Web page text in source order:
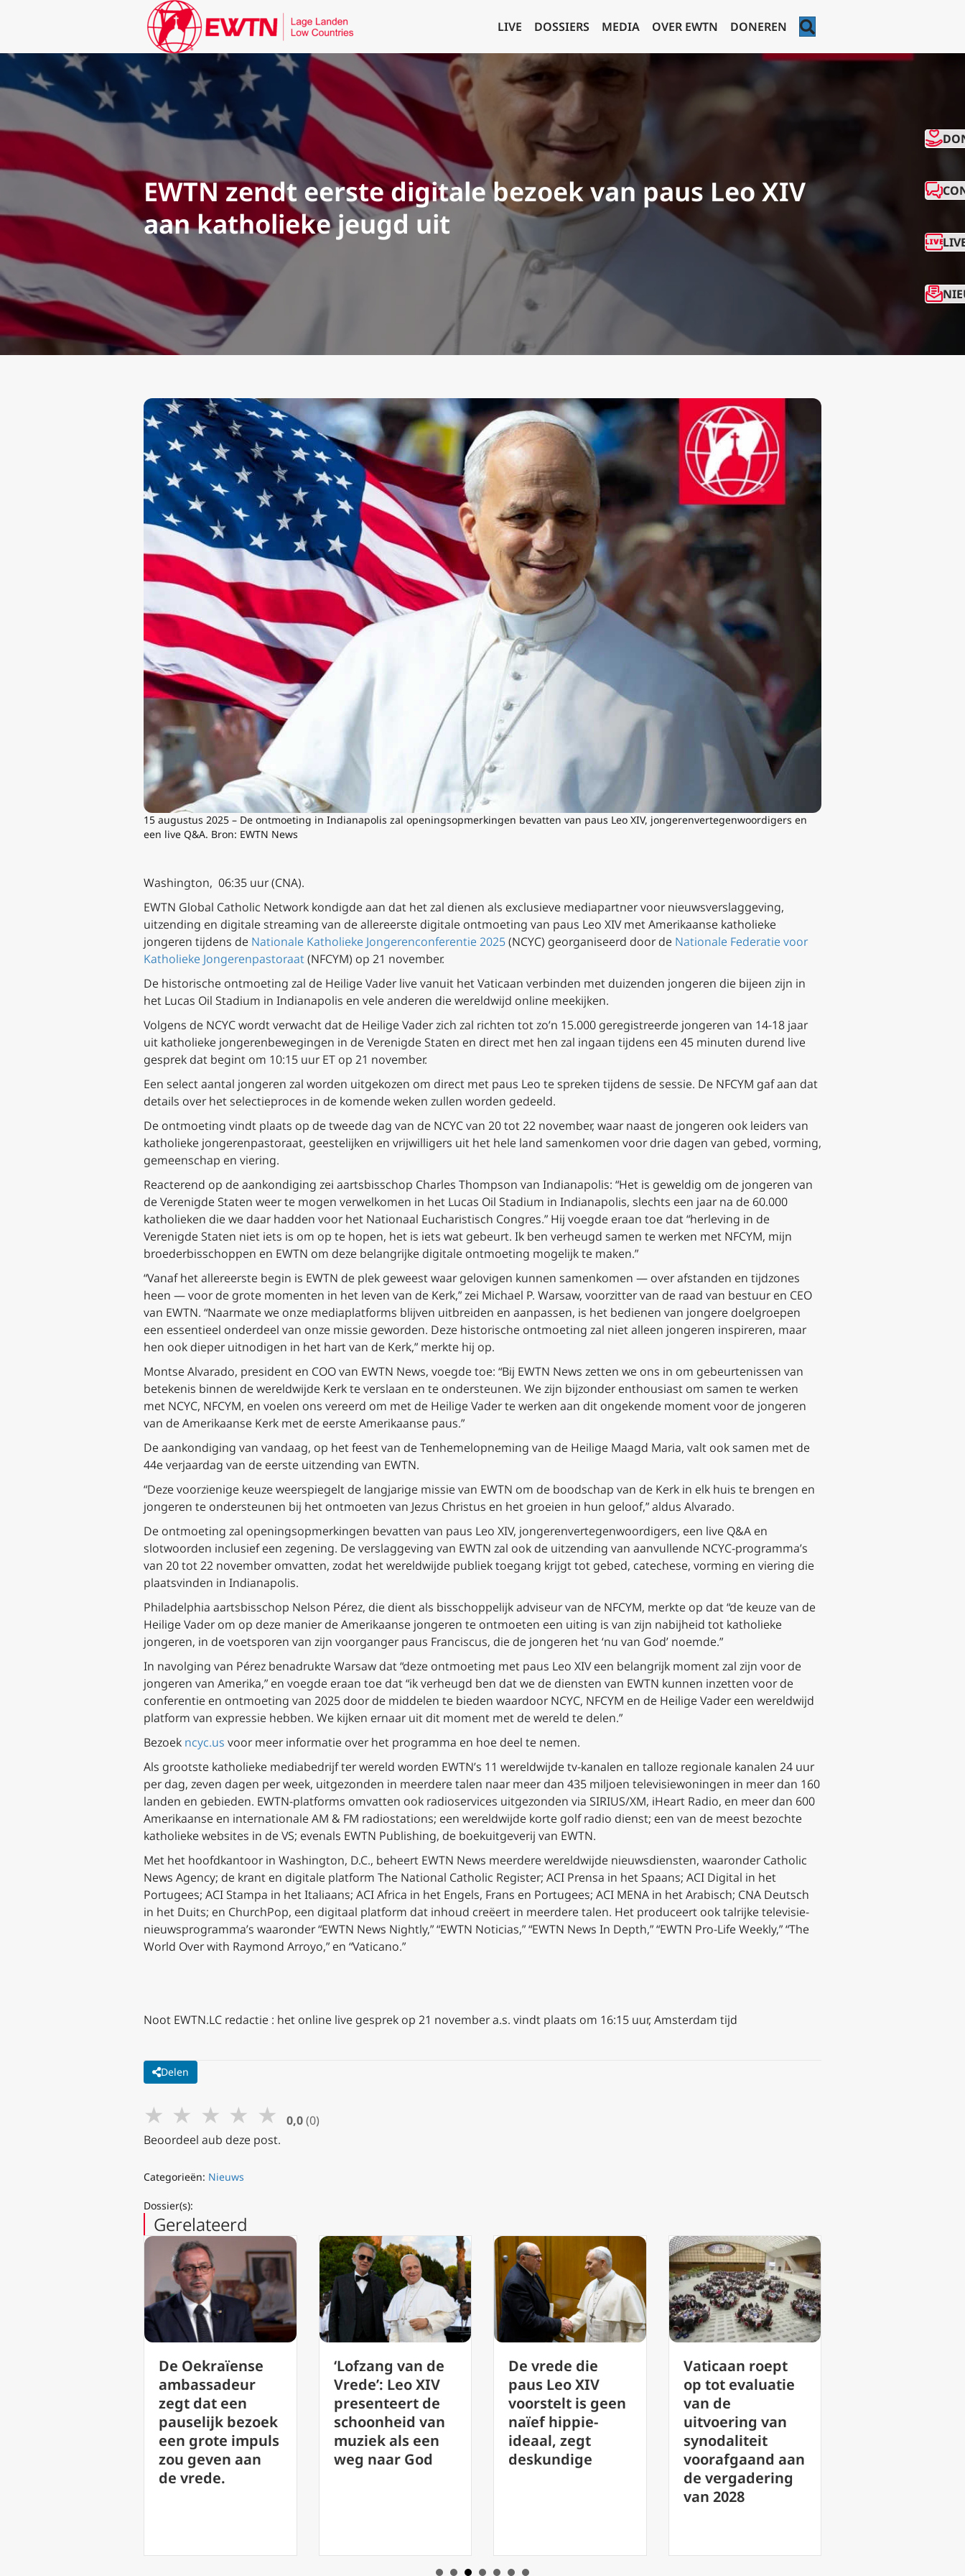
LIVE DOSSIERS MEDIA OVER EWTN DONEREN
EWTN zendt eerste digitale bezoek van paus Leo XIV
aan katholieke jeugd uit
15 augustus 2025 – De ontmoeting in Indianapolis zal openingsopmerkingen bevatten van paus Leo XIV, jongerenvertegenwoordigers en
een live Q&A. Bron: EWTN News
Washington, 06:35 uur (CNA).
EWTN Global Catholic Network kondigde aan dat het zal dienen als exclusieve mediapartner voor nieuwsverslaggeving,
uitzending en digitale streaming van de allereerste digitale ontmoeting van paus Leo XIV met Amerikaanse katholieke
jongeren tijdens de Nationale Katholieke Jongerenconferentie 2025(NCYC) georganiseerd door de Nationale Federatie voor
Katholieke Jongerenpastoraat(NFCYM) op 21 november.
De historische ontmoeting zal de Heilige Vader live vanuit het Vaticaan verbinden met duizenden jongeren die bijeen zijn in
het Lucas Oil Stadium in Indianapolis en vele anderen die wereldwijd online meekijken.
Volgens de NCYC wordt verwacht dat de Heilige Vader zich zal richten tot zo’n 15.000 geregistreerde jongeren van 14-18 jaar
uit katholieke jongerenbewegingen in de Verenigde Staten en direct met hen zal ingaan tijdens een 45 minuten durend live
gesprek dat begint om 10:15 uur ET op 21 november.
Een select aantal jongeren zal worden uitgekozen om direct met paus Leo te spreken tijdens de sessie. De NFCYM gaf aan dat
details over het selectieproces in de komende weken zullen worden gedeeld.
De ontmoeting vindt plaats op de tweede dag van de NCYC van 20 tot 22 november, waar naast de jongeren ook leiders van
katholieke jongerenpastoraat, geestelijken en vrijwilligers uit het hele land samenkomen voor drie dagen van gebed, vorming,
gemeenschap en viering.
Reacterend op de aankondiging zei aartsbisschop Charles Thompson van Indianapolis: “Het is geweldig om de jongeren van
de Verenigde Staten weer te mogen verwelkomen in het Lucas Oil Stadium in Indianapolis, slechts een jaar na de 60.000
katholieken die we daar hadden voor het Nationaal Eucharistisch Congres.” Hij voegde eraan toe dat “herleving in de
Verenigde Staten niet iets is om op te hopen, het is iets wat gebeurt. Ik ben verheugd samen te werken met NFCYM, mijn
broederbisschoppen en EWTN om deze belangrijke digitale ontmoeting mogelijk te maken.”
“Vanaf het allereerste begin is EWTN de plek geweest waar gelovigen kunnen samenkomen — over afstanden en tijdzones
heen — voor de grote momenten in het leven van de Kerk,” zei Michael P. Warsaw, voorzitter van de raad van bestuur en CEO
van EWTN. “Naarmate we onze mediaplatforms blijven uitbreiden en aanpassen, is het bedienen van jongere doelgroepen
een essentieel onderdeel van onze missie geworden. Deze historische ontmoeting zal niet alleen jongeren inspireren, maar
hen ook dieper uitnodigen in het hart van de Kerk,” merkte hij op.
Montse Alvarado, president en COO van EWTN News, voegde toe: “Bij EWTN News zetten we ons in om gebeurtenissen van
betekenis binnen de wereldwijde Kerk te verslaan en te ondersteunen. We zijn bijzonder enthousiast om samen te werken
met NCYC, NFCYM, en voelen ons vereerd om met de Heilige Vader te werken aan dit ongekende moment voor de jongeren
van de Amerikaanse Kerk met de eerste Amerikaanse paus.”
De aankondiging van vandaag, op het feest van de Tenhemelopneming van de Heilige Maagd Maria, valt ook samen met de
44e verjaardag van de eerste uitzending van EWTN.
“Deze voorzienige keuze weerspiegelt de langjarige missie van EWTN om de boodschap van de Kerk in elk huis te brengen en
jongeren te ondersteunen bij het ontmoeten van Jezus Christus en het groeien in hun geloof,” aldus Alvarado.
De ontmoeting zal openingsopmerkingen bevatten van paus Leo XIV, jongerenvertegenwoordigers, een live Q&A en
slotwoorden inclusief een zegening. De verslaggeving van EWTN zal ook de uitzending van aanvullende NCYC-programma’s
van 20 tot 22 november omvatten, zodat het wereldwijde publiek toegang krijgt tot gebed, catechese, vorming en viering die
plaatsvinden in Indianapolis.
Philadelphia aartsbisschop Nelson Pérez, die dient als bisschoppelijk adviseur van de NFCYM, merkte op dat “de keuze van de
Heilige Vader om op deze manier de Amerikaanse jongeren te ontmoeten een uiting is van zijn nabijheid tot katholieke
jongeren, in de voetsporen van zijn voorganger paus Franciscus, die de jongeren het ‘nu van God’ noemde.”
In navolging van Pérez benadrukte Warsaw dat “deze ontmoeting met paus Leo XIV een belangrijk moment zal zijn voor de
jongeren van Amerika,” en voegde eraan toe dat “ik verheugd ben dat we de diensten van EWTN kunnen inzetten voor de
conferentie en ontmoeting van 2025 door de middelen te bieden waardoor NCYC, NFCYM en de Heilige Vader een wereldwijd
platform van expressie hebben. We kijken ernaar uit dit moment met de wereld te delen.”
Bezoek ncyc.us voor meer informatie over het programma en hoe deel te nemen.
Als grootste katholieke mediabedrijf ter wereld worden EWTN’s 11 wereldwijde tv-kanalen en talloze regionale kanalen 24 uur
per dag, zeven dagen per week, uitgezonden in meerdere talen naar meer dan 435 miljoen televisiewoningen in meer dan 160
landen en gebieden. EWTN-platforms omvatten ook radioservices uitgezonden via SIRIUS/XM, iHeart Radio, en meer dan 600
Amerikaanse en internationale AM & FM radiostations; een wereldwijde korte golf radio dienst; een van de meest bezochte
katholieke websites in de VS; evenals EWTN Publishing, de boekuitgeverij van EWTN.
Met het hoofdkantoor in Washington, D.C., beheert EWTN News meerdere wereldwijde nieuwsdiensten, waaronder Catholic
News Agency; de krant en digitale platform The National Catholic Register; ACI Prensa in het Spaans; ACI Digital in het
Portugees; ACI Stampa in het Italiaans; ACI Africa in het Engels, Frans en Portugees; ACI MENA in het Arabisch; CNA Deutsch
in het Duits; en ChurchPop, een digitaal platform dat inhoud creëert in meerdere talen. Het produceert ook talrijke televisie-
nieuwsprogramma’s waaronder “EWTN News Nightly,” “EWTN Noticias,” “EWTN News In Depth,” “EWTN Pro-Life Weekly,” “The
World Over with Raymond Arroyo,” en “Vaticano.”
Noot EWTN.LC redactie : het online live gesprek op 21 november a.s. vindt plaats om 16:15 uur, Amsterdam tijd
Delen
★ ★ ★ ★ ★ 0,0 (0)
Beoordeel aub deze post.
Categorieën: Nieuws
Dossier(s):
Gerelateerd
‘Lofzang van de
Vrede’: Leo XIV
presenteert de
schoonheid van
muziek als een
weg naar God
De vrede die
paus Leo XIV
voorstelt is geen
naïef hippie-
ideaal, zegt
deskundige
Vaticaan roept
op tot evaluatie
van de
uitvoering van
synodaliteit
voorafgaand aan
Katholieke
leesclubs: Tips
voor het
opbouwen van
gemeenschap en
het groeien in
geloof